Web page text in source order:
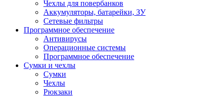
Чехлы для повербанков
Аккумуляторы, батарейки, ЗУ
Сетевые фильтры
Программное обеспечение
Антивирусы
Операционные системы
Программное обеспечение
Сумки и чехлы
Сумки
Чехлы
Рюкзаки